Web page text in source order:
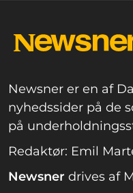
Newsner er en af
nyhedssider på de
på
Redaktør: Emil
Newsner drives af